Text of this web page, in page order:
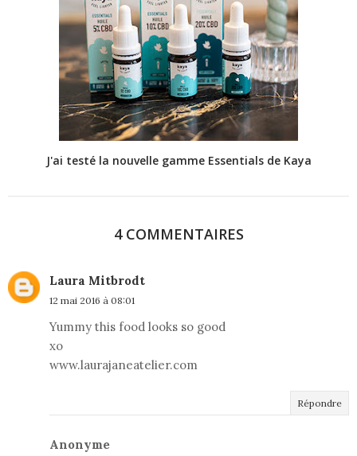
J'ai testé la nouvelle gamme Essentials de Kaya
4 COMMENTAIRES
Laura Mitbrodt
12 mai 2016 à 08:01
Yummy this food looks so good
xo
www.laurajaneatelier.com
Répondre
Anonyme